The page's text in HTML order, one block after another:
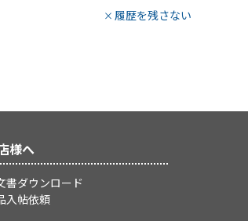
履歴を残さない
様へ
書ダウンロード
入帖依頼